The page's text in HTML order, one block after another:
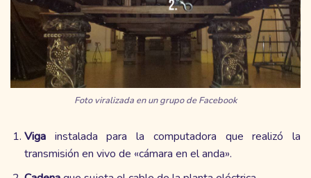
Foto viralizada en un grupo de Facebook
Viga instalada para la computadora que realizó la
transmisión en vivo de «cámara en el anda».